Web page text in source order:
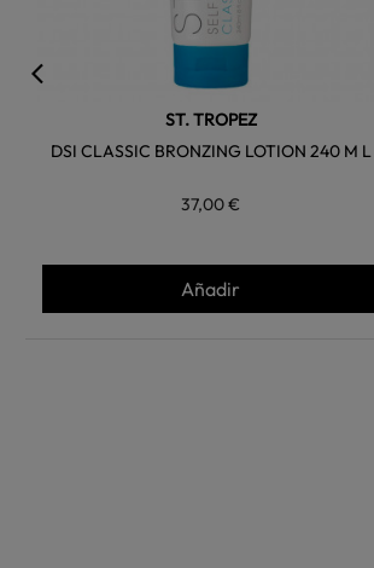
ST. TROPEZ
DSI CLASSIC BRONZING LOTION 240 M L
37,00 €
Añadir